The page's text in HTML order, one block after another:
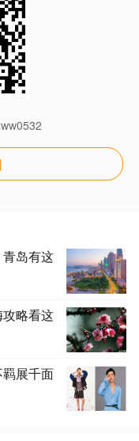
岛有这
略看这
展千面